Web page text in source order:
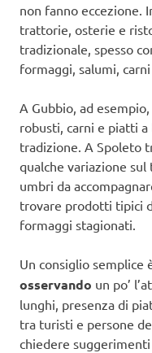
non fanno eccezione.
trattorie, osterie e
tradizionale, spesso
formaggi, salumi,
A Gubbio, ad
robusti, carni e piatti
tradizione. A Spoleto
qualche variazione sul
umbri da
trovare prodotti tipici
formaggi stagionati.
Un consiglio semplice
osservando un po’
lunghi, presenza di
tra turisti e persone
chiedere